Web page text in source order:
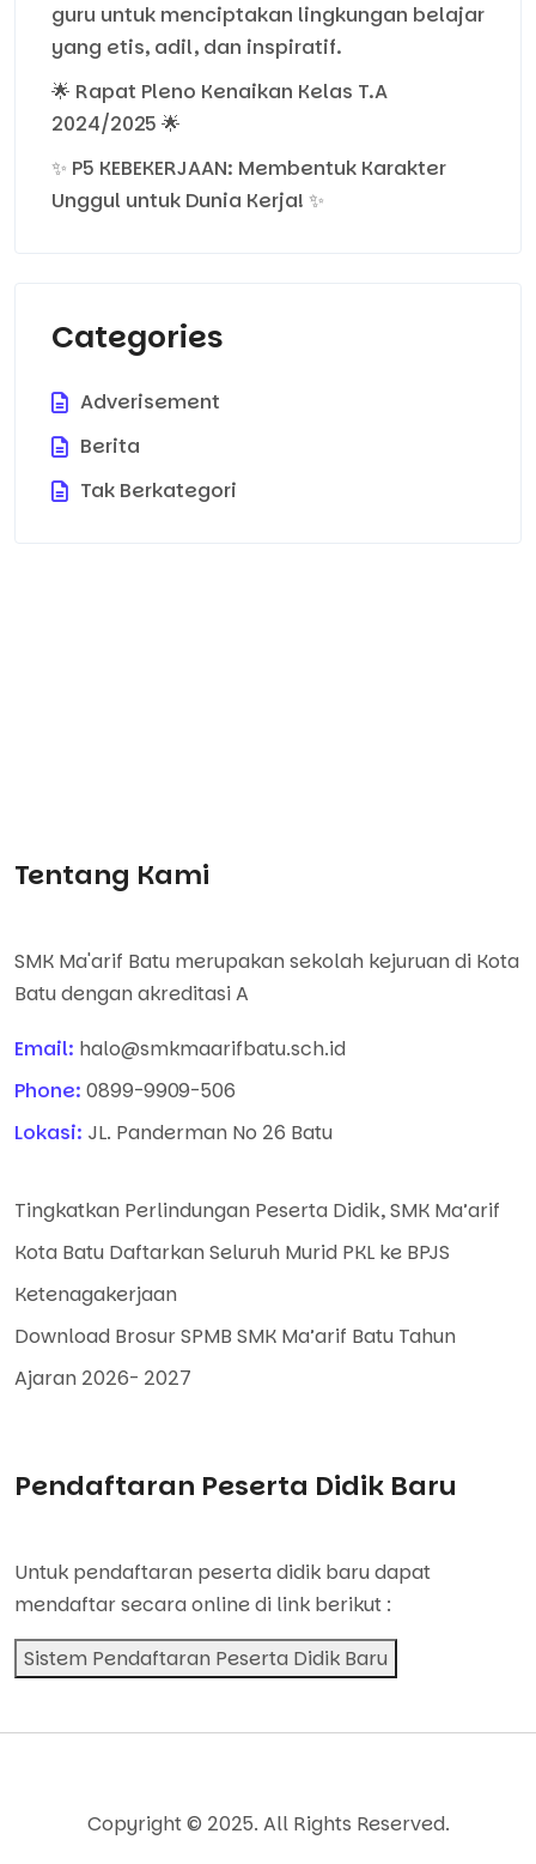
guru untuk menciptakan lingkungan belajar
yang etis, adil, dan inspiratif.
🌟 Rapat Pleno Kenaikan Kelas T.A
2024/2025 🌟
✨ P5 KEBEKERJAAN: Membentuk Karakter
Unggul untuk Dunia Kerja! ✨
Categories
Adverisement
Berita
Tak Berkategori
Tentang Kami
SMK Ma'arif Batu merupakan sekolah kejuruan di Kota
Batu dengan akreditasi A
Email: halo@smkmaarifbatu.sch.id
Phone: 0899-9909-506
Lokasi: JL. Panderman No 26 Batu
Tingkatkan Perlindungan Peserta Didik, SMK Ma’arif
Kota Batu Daftarkan Seluruh Murid PKL ke BPJS
Ketenagakerjaan
Download Brosur SPMB SMK Ma’arif Batu Tahun
Ajaran 2026- 2027
Pendaftaran Peserta Didik Baru
Untuk pendaftaran peserta didik baru dapat
mendaftar secara online di link berikut :
Sistem Pendaftaran Peserta Didik Baru
Copyright © 2025. All Rights Reserved.